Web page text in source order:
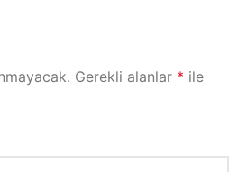
Gerekli alanlar * ile